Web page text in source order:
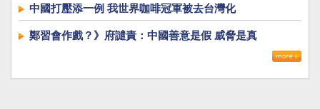
中國打壓添一例 我世界咖啡冠軍被去台灣化
鄭習會作戲？》府譴責：中國善意是假 威脅是真